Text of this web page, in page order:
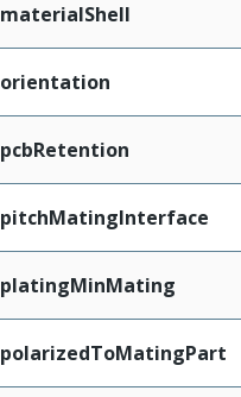
materialShell
orientation
pcbRetention
pitchMatingInterface
platingMinMating
polarizedToMatingPart